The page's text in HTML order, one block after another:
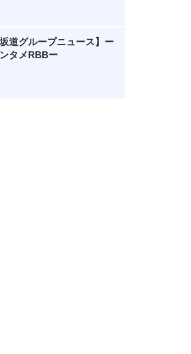
坂道グループニュース】ー
タメRBBー